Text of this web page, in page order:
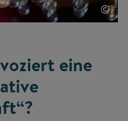
©
eine